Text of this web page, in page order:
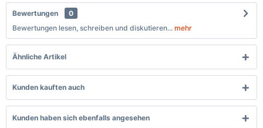
Bewertungen
0
Bewertungen lesen, schreiben und diskutieren... mehr
Ähnliche Artikel
Kunden kauften auch
Kunden haben sich ebenfalls angesehen